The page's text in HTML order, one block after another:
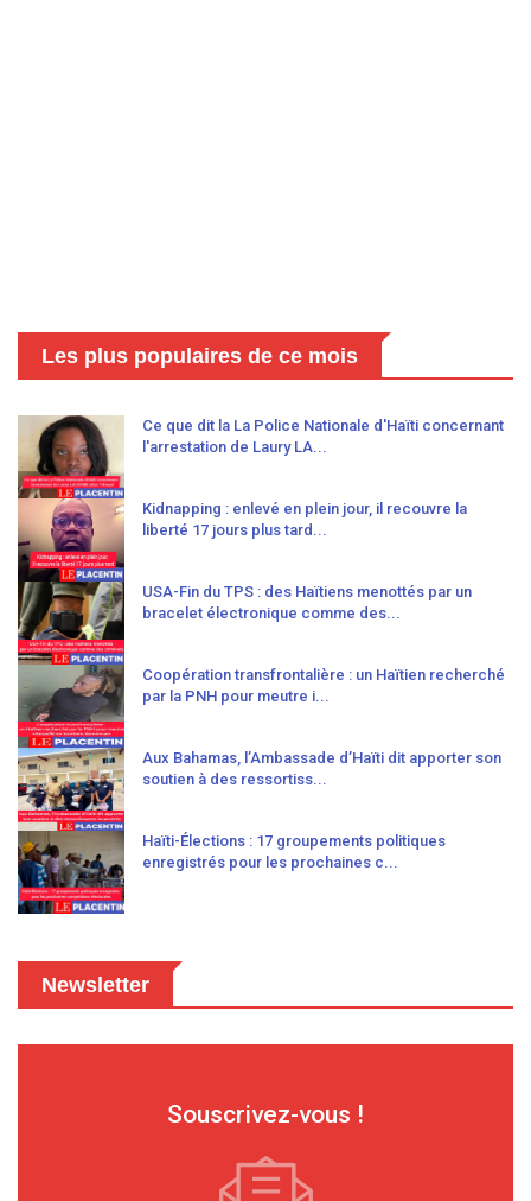
Les plus populaires de ce mois
Ce que dit la La Police Nationale d'Haïti concernant
l'arrestation de Laury LA...
Kidnapping : enlevé en plein jour, il recouvre la
liberté 17 jours plus tard...
USA-Fin du TPS : des Haïtiens menottés par un
bracelet électronique comme des...
Coopération transfrontalière : un Haïtien recherché
par la PNH pour meutre i...
Aux Bahamas, l’Ambassade d’Haïti dit apporter son
soutien à des ressortiss...
Haïti-Élections : 17 groupements politiques
enregistrés pour les prochaines c...
Newsletter
Souscrivez-vous !